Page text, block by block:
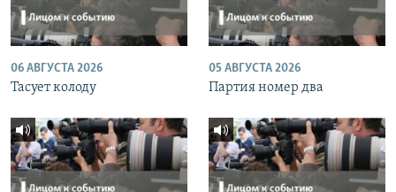
06 АВГУСТА 2026
Тасует колоду
05 АВГУСТА 2026
Партия номер два